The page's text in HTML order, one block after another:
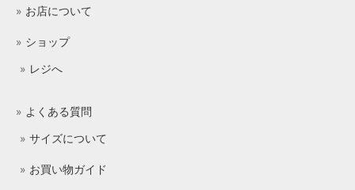
お店について
ショップ
レジへ
よくある質問
サイズについて
お買い物ガイド